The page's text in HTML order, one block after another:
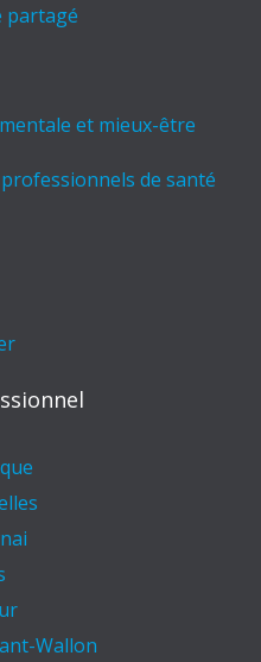
partagé
et mieux-être
de santé
Wallon